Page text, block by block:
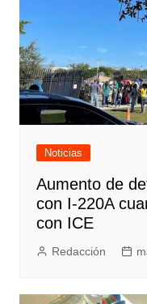
Noticias
Aumento de
con I-220A
con ICE
Redacción